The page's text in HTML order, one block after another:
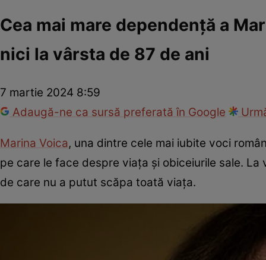
Cea mai mare dependență a
nici la vârsta de 87 de ani
7 martie 2024 8:59
Adaugă-ne ca sursă preferată în Google
Marina Voica, una dintre cele mai iubite voci
pe care le face despre viața și obiceiurile sale.
de care nu a putut scăpa toată viața.